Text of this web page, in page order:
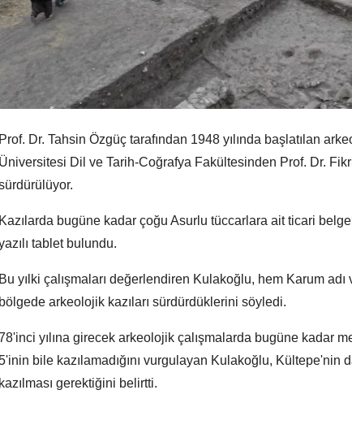
Prof. Dr. Tahsin Özgüç tarafından 1948 yılında başlatılan
Üniversitesi Dil ve Tarih-Coğrafya Fakültesinden Prof. Dr.
Kazılarda bugüne kadar çoğu Asurlu tüccarlara ait ticari
tablet bulundu.
Bu yılki çalışmaları değerlendiren Kulakoğlu, hem Karum
bölgede arkeolojik kazıları sürdürdüklerini söyledi.
yılına girecek arkeolojik çalışmalarda bugüne kadar
bile kazılamadığını vurgulayan Kulakoğlu, Kültepe'nin
kazılması gerektiğini belirtti.